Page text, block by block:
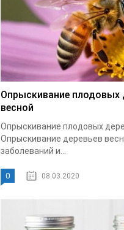
Опрыскивание плодовых
весной
Опрыскивание плодовых
Опрыскивание деревьев
заболеваний и...
0 08.03.2020